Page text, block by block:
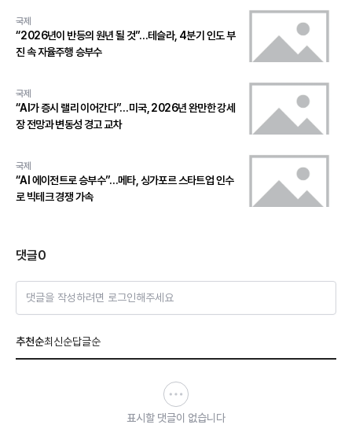
국제
“2026년이 반등의 원년 될 것”…테슬라, 4분기 인도 부
진 속 자율주행 승부수
국제
“AI가 증시 랠리 이어간다”…미국, 2026년 완만한 강세
장 전망과 변동성 경고 교차
국제
“AI 에이전트로 승부수”…메타, 싱가포르 스타트업 인수
로 빅테크 경쟁 가속
댓글0
댓글을 작성하려면 로그인해주세요
추천순최신순답글순
표시할 댓글이 없습니다